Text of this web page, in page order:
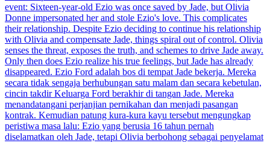
event: Sixteen-year-old Ezio was once saved by Jade, but Olivia
Donne impersonated her and stole Ezio's love. This complicates
their relationship. Despite Ezio deciding to continue his relationship
with Olivia and compensate Jade, things spiral out of control. Olivia
senses the threat, exposes the truth, and schemes to drive Jade away.
Only then does Ezio realize his true feelings, but Jade has already
disappeared. Ezio Ford adalah bos di tempat Jade bekerja. Mereka
secara tidak sengaja berhubungan satu malam dan secara kebetulan,
cincin takdir Keluarga Ford berakhir di tangan Jade. Mereka
menandatangani perjanjian pernikahan dan menjadi pasangan
kontrak. Kemudian patung kura-kura kayu tersebut mengungkap
peristiwa masa lalu: Ezio yang berusia 16 tahun pernah
diselamatkan oleh Jade, tetapi Olivia berbohong sebagai penyelamat